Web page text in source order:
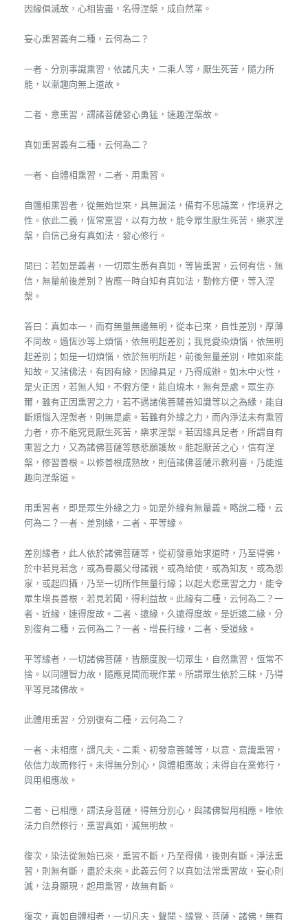
因緣俱滅故，心相皆盡，名得涅槃，成自然業。
妄心熏習義有二種，云何為二？
一者、分別事識熏習，依諸凡夫，二乘人等，厭生死苦，隨力所
能，以漸趣向無上道故。
二者、意熏習，謂諸菩薩發心勇猛，速趣涅槃故。
真如熏習義有二種，云何為二？
一者、自體相熏習，二者、用熏習。
自體相熏習者，從無始世來，具無漏法，備有不思議業，作境界之
性。依此二義，恆常熏習，以有力故，能令眾生厭生死苦，樂求涅
槃，自信己身有真如法，發心修行。
問曰：若如是義者，一切眾生悉有真如，等皆熏習，云何有信、無
信，無量前後差別？皆應一時自知有真如法，勤修方便，等入涅
槃。
答曰：真如本一，而有無量無邊無明，從本已來，自性差別，厚薄
不同故。過恆沙等上煩惱，依無明起差別；我見愛染煩惱，依無明
起差別；如是一切煩惱，依於無明所起，前後無量差別，唯如來能
知故。又諸佛法，有因有緣，因緣具足，乃得成辦。如木中火性，
是火正因，若無人知，不假方便，能自燒木，無有是處。眾生亦
爾，雖有正因熏習之力，若不遇諸佛菩薩善知識等以之為緣，能自
斷煩惱入涅槃者，則無是處。若雖有外緣之力，而內淨法未有熏習
力者，亦不能究竟厭生死苦，樂求涅槃。若因緣具足者，所謂自有
熏習之力，又為諸佛菩薩等慈悲願護故。能起厭苦之心，信有涅
槃，修習善根。以修善根成熟故，則值諸佛菩薩示教利喜，乃能進
趣向涅槃道。
用熏習者，即是眾生外緣之力。如是外緣有無量義。略說二種，云
何為二？一者、差別緣，二者、平等緣。
差別緣者，此人依於諸佛菩薩等，從初發意始求道時，乃至得佛，
於中若見若念，或為眷屬父母諸親，或為給使，或為知友，或為怨
家，或起四攝，乃至一切所作無量行緣；以起大悲熏習之力，能令
眾生增長善根，若見若聞，得利益故。此緣有二種，云何為二？一
者、近緣，速得度故。二者、遠緣，久遠得度故。是近遠二緣，分
別復有二種，云何為二？一者、增長行緣，二者、受道緣。
平等緣者，一切諸佛菩薩，皆願度脫一切眾生，自然熏習，恆常不
捨。以同體智力故，隨應見聞而現作業。所謂眾生依於三昧，乃得
平等見諸佛故。
此體用熏習，分別復有二種，云何為二？
一者、未相應，謂凡夫、二乘、初發意菩薩等，以意、意識熏習，
依信力故而修行。未得無分別心，與體相應故；未得自在業修行，
與用相應故。
二者、已相應，謂法身菩薩，得無分別心，與諸佛智用相應。唯依
法力自然修行，熏習真如，滅無明故。
復次，染法從無始已來，熏習不斷，乃至得佛，後則有斷。淨法熏
習，則無有斷，盡於未來。此義云何？以真如法常熏習故，妄心則
滅，法身顯現，起用熏習，故無有斷。
復次，真如自體相者，一切凡夫、聲聞、緣覺、菩薩、諸佛，無有